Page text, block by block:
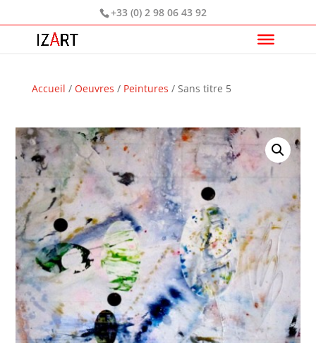
+33 (0) 2 98 06 43 92
Accueil / Oeuvres / Peintures / Sans titre 5